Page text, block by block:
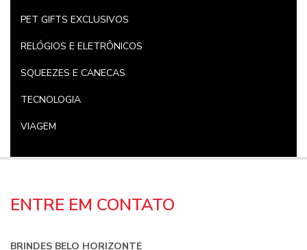
PET GIFTS EXCLUSIVOS
RELÓGIOS E ELETRÔNICOS
SQUEEZES E CANECAS
TECNOLOGIA
VIAGEM
ENTRE EM CONTATO
BRINDES BELO HORIZONTE